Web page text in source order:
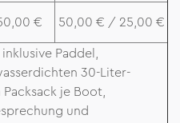
€ 50,00 € / 25,00 €
Paddel,
30-Liter-
je Boot,
und